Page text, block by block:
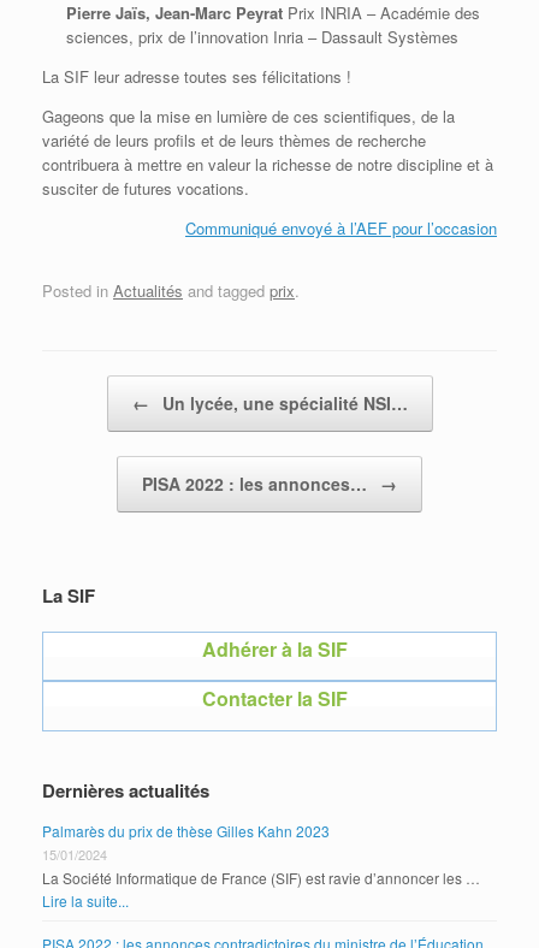
Pierre Jaïs, Jean-Marc PeyratPrix INRIA – Académie des
sciences, prix de l’innovation Inria – Dassault Systèmes
La SIF leur adresse toutes ses félicitations !
Gageons que la mise en lumière de ces scientifiques, de la
variété de leurs profils et de leurs thèmes de recherche
contribuera à mettre en valeur la richesse de notre discipline et à
susciter de futures vocations.
Communiqué envoyé à l’AEF pour l’occasion
Posted in Actualités and tagged prix.
← Un lycée, une spécialité NSI…
PISA 2022 : les annonces… →
La SIF
Adhérer à la SIF
Contacter la SIF
Dernières actualités
Palmarès du prix de thèse Gilles Kahn 2023
15/01/2024
La Société Informatique de France (SIF) est ravie d’annoncer les …
Lire la suite...
PISA 2022 : les annonces contradictoires du ministre de l’Éducation